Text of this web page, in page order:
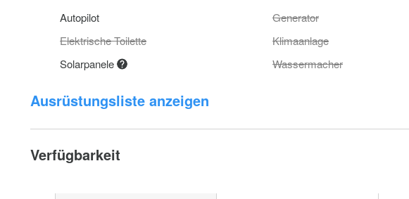
Autopilot Generator
Elektrische Toilette
Klimaanlage
Solarpanele
Wassermacher
Ausrüstungsliste anzeigen
Verfügbarkeit